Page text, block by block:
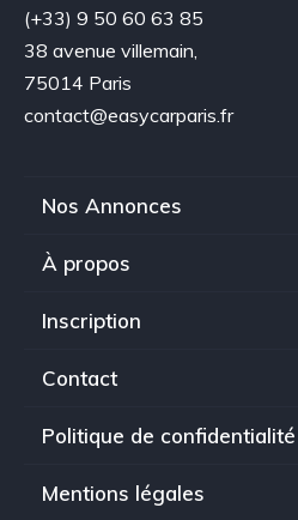
(+33) 9 50 60 63 85
38 avenue villemain,
75014 Paris
contact@easycarparis.fr
Nos Annonces
À propos
Inscription
Contact
Politique de confidentialité
Mentions légales